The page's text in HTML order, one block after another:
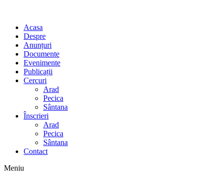
Acasa
Despre
Anunțuri
Documente
Evenimente
Publicații
Cercuri
Arad
Pecica
Sântana
Înscrieri
Arad
Pecica
Sântana
Contact
Meniu